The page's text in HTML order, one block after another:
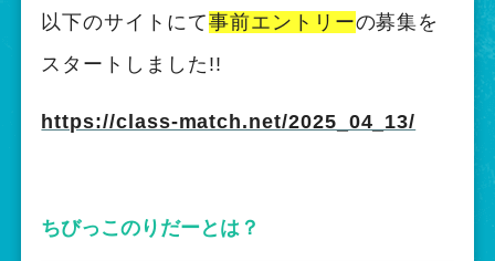
以下のサイトにて事前エントリーの募集を
スタートしました!!
https://class-match.net/2025_04_13/
ちびっこのりだーとは？